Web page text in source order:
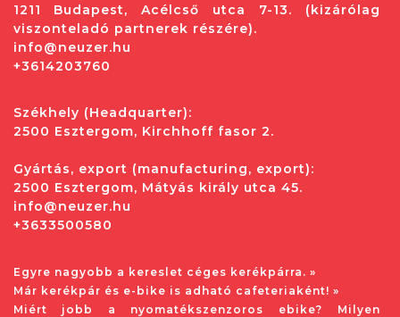
1211 Budapest, Acélcső utca 7-13. (kizárólag
viszonteladó partnerek részére).
info@neuzer.hu
+3614203760
Székhely (Headquarter):
2500 Esztergom, Kirchhoff fasor 2.
Gyártás, export (manufacturing, export):
2500 Esztergom, Mátyás király utca 45.
info@neuzer.hu
+3633500580
Egyre nagyobb a kereslet céges kerékpárra. »
Már kerékpár és e-bike is adható cafeteriaként! »
Miért jobb a nyomatékszenzoros ebike? Milyen